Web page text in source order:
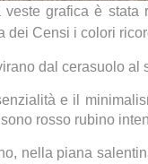
veste grafica è
dei Censi i colori
dal cerasuolo
e il
rosso rubino
nella piana